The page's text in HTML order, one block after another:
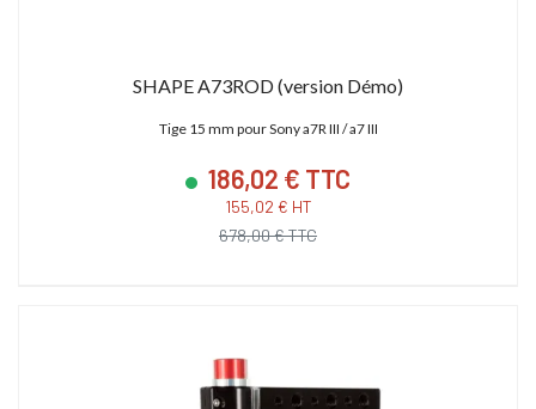
SHAPE A73ROD (version Démo)
Tige 15 mm pour Sony a7R III / a7 III
186,02 € TTC
155,02 € HT
678,00 € TTC